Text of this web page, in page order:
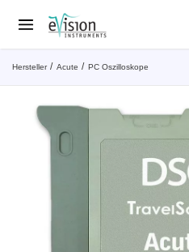
Hersteller Acute PC Oszilloskope